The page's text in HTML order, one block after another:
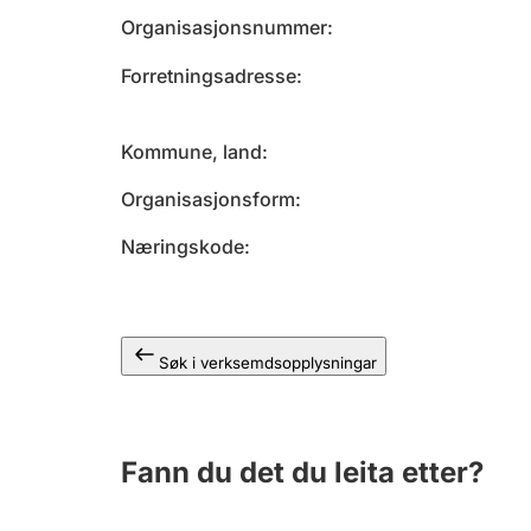
Organisasjonsnummer
Forretningsadresse
Kommune, land
Organisasjonsform
Næringskode
Søk i verksemdsopplysningar
Fann du det du leita etter?